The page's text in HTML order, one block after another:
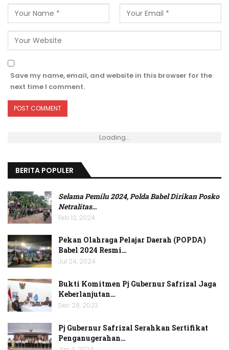
Save my name, email, and website in this browser for the
next time I comment.
Loading...
BERITA POPULER
Selama Pemilu 2024, Polda Babel Dirikan Posko
Netralitas…
Feb 13, 2024
Pekan Olahraga Pelajar Daerah (POPDA)
Babel 2024 Resmi…
Jul 24, 2024
Bukti Komitmen Pj Gubernur Safrizal Jaga
Keberlanjutan…
Dec 28, 2023
Pj Gubernur Safrizal Serahkan Sertifikat
Penganugerahan…